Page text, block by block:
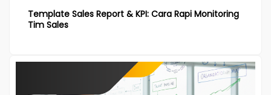
Template Sales Report & KPI: Cara Rapi Monitoring
Tim Sales